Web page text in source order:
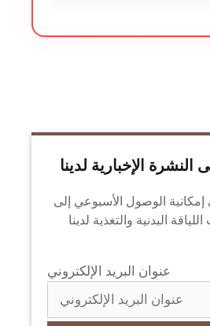
النشرة الإخبارية لدينا
الوصول الأسبوعي إلى
عنوان البريد الإلكتروني